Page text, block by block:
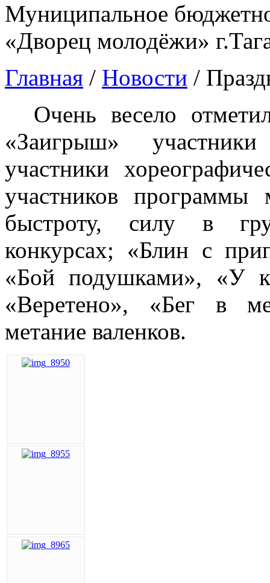
Муниципальное
«Дворец молодёжи»
Главная / Новости /
Очень весело
«Заигрыш»
участники
участников программы
быстроту, силу в
конкурсах; «Блин с
«Бой подушками», «У
«Веретено», «Бег в
метание валенков.